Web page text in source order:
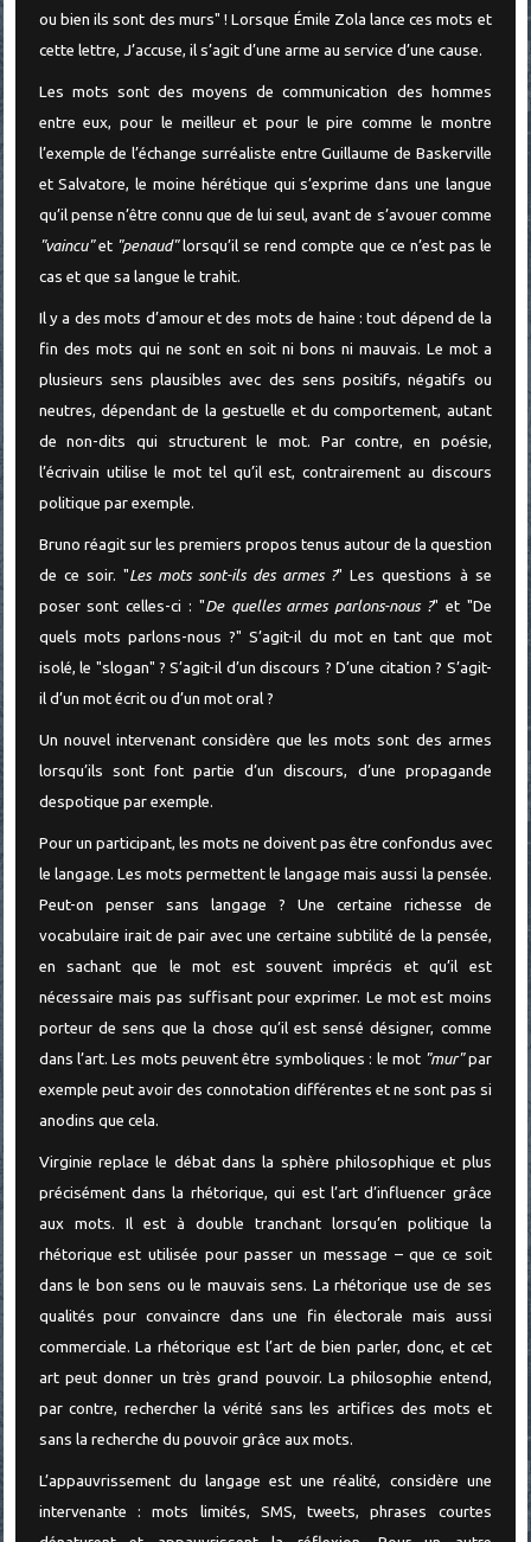
ou bien ils sont des murs" ! Lorsque Émile Zola lance ces mots et
cette lettre, J’accuse, il s’agit d’une arme au service d’une cause.
Les mots sont des moyens de communication des hommes
entre eux, pour le meilleur et pour le pire comme le montre
l’exemple de l’échange surréaliste entre Guillaume de Baskerville
et Salvatore, le moine hérétique qui s’exprime dans une langue
qu’il pense n’être connu que de lui seul, avant de s’avouer comme
"vaincu"et "penaud"lorsqu’il se rend compte que ce n’est pas le
cas et que sa langue le trahit.
Il y a des mots d’amour et des mots de haine : tout dépend de la
fin des mots qui ne sont en soit ni bons ni mauvais. Le mot a
plusieurs sens plausibles avec des sens positifs, négatifs ou
neutres, dépendant de la gestuelle et du comportement, autant
de non-dits qui structurent le mot. Par contre, en poésie,
l’écrivain utilise le mot tel qu’il est, contrairement au discours
politique par exemple.
Bruno réagit sur les premiers propos tenus autour de la question
de ce soir. "Les mots sont-ils des armes ?" Les questions à se
poser sont celles-ci : "De quelles armes parlons-nous ?" et "De
quels mots parlons-nous ?" S’agit-il du mot en tant que mot
isolé, le "slogan" ? S’agit-il d’un discours ? D’une citation ? S’agit-
il d’un mot écrit ou d’un mot oral ?
Un nouvel intervenant considère que les mots sont des armes
lorsqu’ils sont font partie d’un discours, d’une propagande
despotique par exemple.
Pour un participant, les mots ne doivent pas être confondus avec
le langage. Les mots permettent le langage mais aussi la pensée.
Peut-on penser sans langage ? Une certaine richesse de
vocabulaire irait de pair avec une certaine subtilité de la pensée,
en sachant que le mot est souvent imprécis et qu’il est
nécessaire mais pas suffisant pour exprimer. Le mot est moins
porteur de sens que la chose qu’il est sensé désigner, comme
dans l’art. Les mots peuvent être symboliques : le mot "mur"par
exemple peut avoir des connotation différentes et ne sont pas si
anodins que cela.
Virginie replace le débat dans la sphère philosophique et plus
précisément dans la rhétorique, qui est l’art d’influencer grâce
aux mots. Il est à double tranchant lorsqu’en politique la
rhétorique est utilisée pour passer un message – que ce soit
dans le bon sens ou le mauvais sens. La rhétorique use de ses
qualités pour convaincre dans une fin électorale mais aussi
commerciale. La rhétorique est l’art de bien parler, donc, et cet
art peut donner un très grand pouvoir. La philosophie entend,
par contre, rechercher la vérité sans les artifices des mots et
sans la recherche du pouvoir grâce aux mots.
L’appauvrissement du langage est une réalité, considère une
intervenante : mots limités, SMS, tweets, phrases courtes